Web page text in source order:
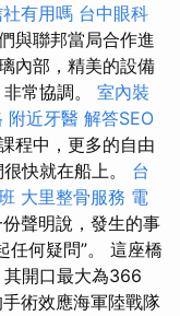
有用嗎 台中眼科
與聯邦當局合作進
內部，精美的設備
常協調。 室內裝
附近牙醫 解答SEO
程中，更多的自由
快就在船上。 台
大里整骨服務 電
聲明說，發生的事
任何疑問”。 這座橋
開口最大為366
術效應海軍陸戰隊